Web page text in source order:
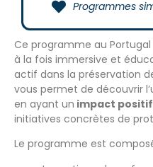
Programmes
Ce programme au
à la fois immersive et
actif dans la préservation
vous permet de découvrir
en ayant un impact positif
initiatives concrètes de
Le programme est